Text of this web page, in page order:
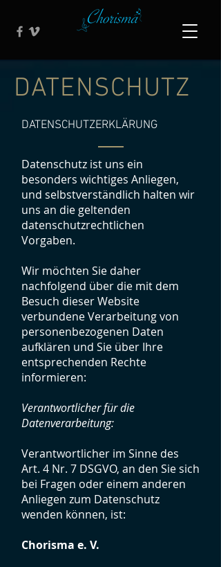
DATENSCHUTZ
DATENSCHUTZERKLÄRUNG
Datenschutz ist uns ein
besonders wichtiges Anliegen,
und selbstverständlich halten wir
uns an die geltenden
datenschutzrechtlichen
Vorgaben.
Wir möchten Sie daher
nachfolgend über die mit dem
Besuch dieser Website
verbundene Verarbeitung von
personenbezogenen Daten
aufklären und Sie über Ihre
entsprechenden Rechte
informieren:
Verantwortlicher für die
Datenverarbeitung:
Verantwortlicher im Sinne des
Art. 4 Nr. 7 DSGVO, an den Sie sich
bei Fragen oder einem anderen
Anliegen zum Datenschutz
wenden können, ist:
Chorisma e. V.